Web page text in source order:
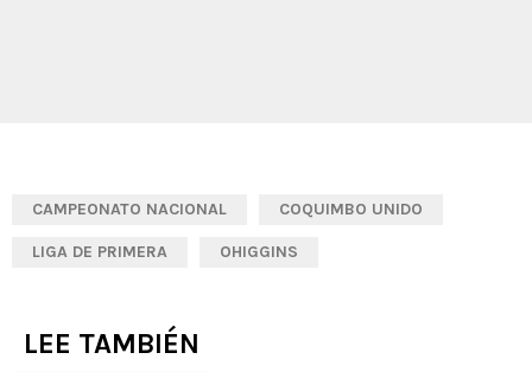
CAMPEONATO NACIONAL COQUIMBO UNIDO
LIGA DE PRIMERA OHIGGINS
LEE TAMBIÉN